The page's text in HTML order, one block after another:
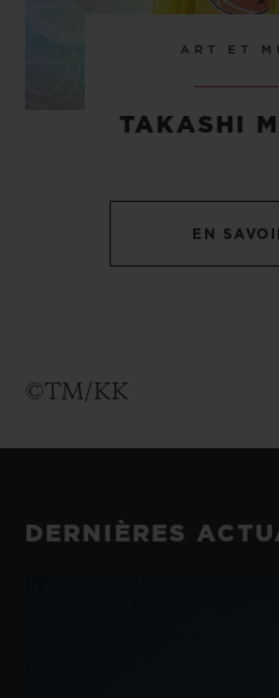
ART ET
TAKASHI
EN
©TM/KK
DERNIÈRES